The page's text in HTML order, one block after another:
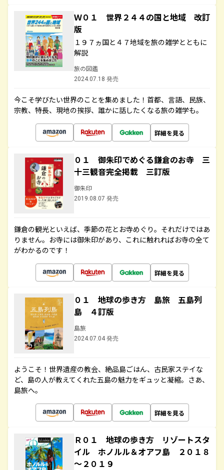
Ｗ０１ 世界２４４の国と地域 改訂
版
１９７ヵ国と４７地域を旅の雑学とともに
解説
旅の図鑑
2024.07.18 発売
今こそ学びたい世界のことを集めました！首都、言語、民族、
宗教、特長、現地の挨拶、誰かに話したくなる旅の雑学も。
詳細を見る
０１ 御朱印でめぐる鎌倉のお寺 三
十三観音完全掲載 三訂版
御朱印
2019.08.07 発売
鎌倉の観光といえば、季節の花とお寺めぐり。それだけではあ
りません。お寺には御朱印があり、これに触れればお寺の全て
がわかるのです！
詳細を見る
０１ 地球の歩き方 島旅 五島列
島 ４訂版
島旅
2024.07.04 発売
ようこそ！世界遺産の教会、絶品島ごはん、古民家ステイな
ど、島の人が教えてくれた五島の魅力をギュッと凝縮。さあ、
島旅へ。
詳細を見る
Ｒ０１ 地球の歩き方 リゾートスタ
イル ホノルル＆オアフ島 ２０１８
～２０１９